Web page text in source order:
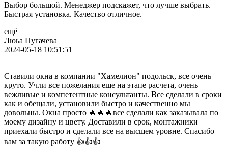
Выбор большой. Менеджер подскажет, что лучше выбрать.
Быстрая установка. Качество отличное.
ещё
Люьа Пугачева
2024-05-18 10:51:51
Ставили окна в компании "Хамелион" подольск, все очень
круто. Учли все пожелания еще на этапе расчета, очень
вежливые и компетентные консультанты. Все сделали в сроки
как и обещали, установили быстро и качественно мы
довольны. Окна просто 🔥🔥🔥все сделали как заказывала по
моему дизайну и цвету. Доставили в срок, монтажники
приехали быстро и сделали все на высшем уровне. Спасибо
вам за такую работу 👍👍👍